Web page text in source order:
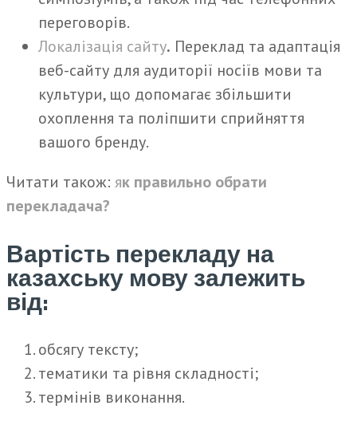
переговорів.
Локалізація сайту. Переклад та адаптація
веб-сайту для аудиторії носіїв мови та
культури, що допомагає збільшити
охоплення та поліпшити сприйняття
вашого бренду.
Читати також: як правильно обрати
перекладача?
Вартість перекладу на
казахську мову залежить
від:
обсягу тексту;
тематики та рівня складності;
термінів виконання.